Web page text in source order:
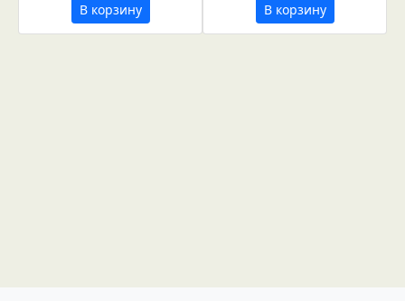
В корзину В корзину